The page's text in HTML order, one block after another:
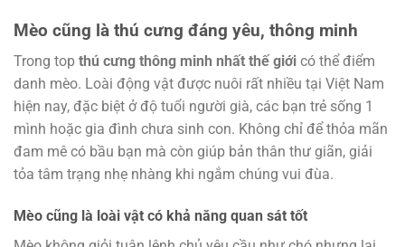
Mèo cũng là thú cưng đáng yêu, thông minh
Trong top thú cưng thông minh nhất thế giới có thể điểm
danh mèo. Loài động vật được nuôi rất nhiều tại Việt Nam
hiện nay, đặc biệt ở độ tuổi người già, các bạn trẻ sống 1
mình hoặc gia đình chưa sinh con. Không chỉ để thỏa mãn
đam mê có bầu bạn mà còn giúp bản thân thư giãn, giải
tỏa tâm trạng nhẹ nhàng khi ngắm chúng vui đùa.
Mèo cũng là loài vật có khả năng quan sát tốt